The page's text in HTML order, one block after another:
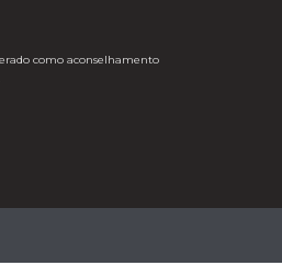
como aconselhamento